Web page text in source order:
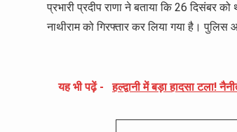
प्रभारी प्रदीप राणा ने बताया कि 26 दिसंबर
नाथीराम को गिरफ्तार कर लिया गया है। पुलिस
यह भी पढ़ें - हल्द्वानी में बड़ा हादसा टला!